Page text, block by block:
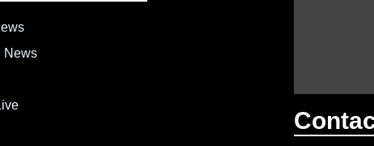
News